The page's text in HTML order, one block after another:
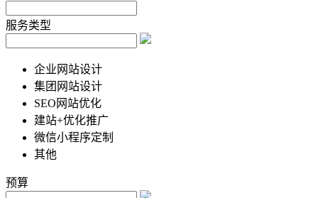
服务类型
企业网站设计
集团网站设计
SEO网站优化
建站+优化推广
微信小程序定制
其他
预算